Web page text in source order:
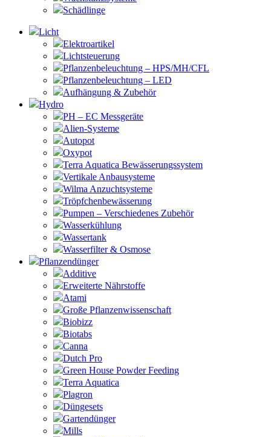
Schädlinge
Licht
Elektroartikel
Lichtsteuerung
Pflanzenbeleuchtung – HPS/MH/CFL
Pflanzenbeleuchtung – LED
Aufhängung & Zubehör
Hydro
PH – EC Messgeräte
Alien-Systeme
Autopot
Oxypot
Terra Aquatica Bewässerungssystem
Vertikale Anbausysteme
Wilma Anzuchtsysteme
Tröpfchenbewässerung
Pumpen – Verschiedenes Zubehör
Wasserkühlung
Wassertank
Wasserfilter & Osmose
Pflanzendünger
Additive
Erweiterte Nährstoffe
Atami
Große Pflanzenwissenschaft
Biobizz
Biotabs
Canna
Dutch Pro
Green House Powder Feeding
Terra Aquatica
Plagron
Düngesets
Gartendünger
Mills